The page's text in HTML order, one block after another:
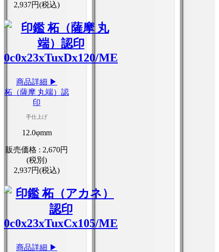
2,937円(税込)
商品詳細 ▶
柘（薩摩 丸端）認
印
手仕上げ
12.0φmm
販売価格 : 2,670円
(税別)
2,937円(税込)
商品詳細 ▶